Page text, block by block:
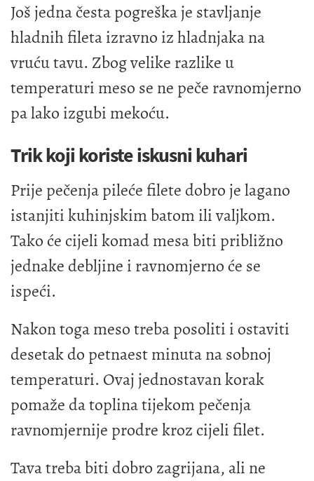
Još jedna česta pogreška je stavljanje
hladnih fileta izravno iz hladnjaka na
vruću tavu. Zbog velike razlike u
temperaturi meso se ne peče ravnomjerno
pa lako izgubi mekoću.
Trik koji koriste iskusni kuhari
Prije pečenja pileće filete dobro je lagano
istanjiti kuhinjskim batom ili valjkom.
Tako će cijeli komad mesa biti približno
jednake debljine i ravnomjerno će se
ispeći.
Nakon toga meso treba posoliti i ostaviti
desetak do petnaest minuta na sobnoj
temperaturi. Ovaj jednostavan korak
pomaže da toplina tijekom pečenja
ravnomjernije prodre kroz cijeli filet.
Tava treba biti dobro zagrijana, ali ne